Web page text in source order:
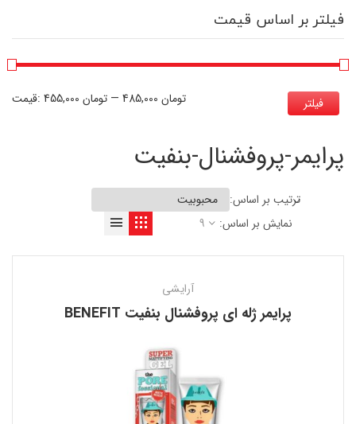
فیلتر بر اساس قیمت
فیلتر قیمت: 455,000 تومان — 485,000 تومان
پرایمر-پروفشنال-بنفیت
ترتیب بر اساس:
نمایش بر اساس:
9
آرایشی
پرایمر ژله ای پروفشنال بنفیت BENEFIT